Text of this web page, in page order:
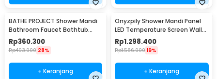
BATHE PROJECT Shower Mandi
Bathroom Faucet Bathtub
Mixer 3 Way - B002
Rp360.300
Rp493.900 28%
+ Keranjang
Onyzpily Shower Mandi Panel
LED Temperature Screen Wall
Mounted - 8006
Rp1.298.400
Rp1.586.900 19%
+ Keranjang